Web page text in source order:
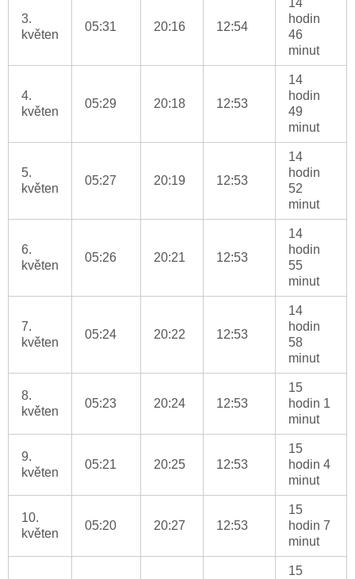
3.
květen
05:31 20:16 12:54
14
hodin
46
minut
4.
květen
05:29 20:18 12:53
14
hodin
49
minut
5.
květen
05:27 20:19 12:53
14
hodin
52
minut
6.
květen
05:26 20:21 12:53
14
hodin
55
minut
7.
květen
05:24 20:22 12:53
14
hodin
58
minut
8.
květen
05:23 20:24 12:53
15
hodin 1
minut
9.
květen
05:21 20:25 12:53
15
hodin 4
minut
10.
květen
05:20 20:27 12:53
15
hodin 7
minut
15